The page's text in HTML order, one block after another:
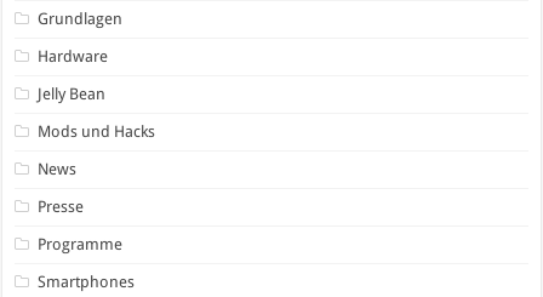
Grundlagen
Hardware
Jelly Bean
Mods und Hacks
News
Presse
Programme
Smartphones